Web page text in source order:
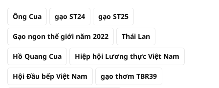
Ông Cua gạo ST24 gạo ST25
Gạo ngon thế giới năm 2022 Thái Lan
Hồ Quang Cua Hiệp hội Lương thực Việt Nam
Hội Đầu bếp Việt Nam gạo thơm TBR39